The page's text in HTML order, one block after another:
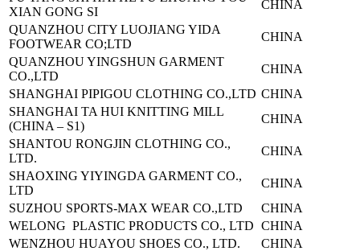
XIAN GONG SI
CHINA
QUANZHOU CITY LUOJIANG YIDA
FOOTWEAR CO;LTD
CHINA
QUANZHOU YINGSHUN GARMENT
CO.,LTD
CHINA
SHANGHAI PIPIGOU CLOTHING CO.,LTD CHINA
SHANGHAI TA HUI KNITTING MILL
(CHINA – S1)
CHINA
SHANTOU RONGJIN CLOTHING CO.,
LTD.
CHINA
SHAOXING YIYINGDA GARMENT CO.,
LTD
CHINA
SUZHOU SPORTS-MAX WEAR CO.,LTD
CHINA
WELONG PLASTIC PRODUCTS CO., LTD CHINA
WENZHOU HUAYOU SHOES CO., LTD.
CHINA